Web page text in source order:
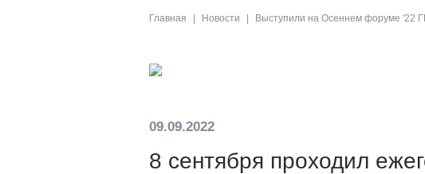
Главная Новости Выступили на Осеннем форуме '22
09.09.2022
8 сентября проходил